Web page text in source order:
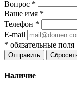
Вопрос *
Ваше имя *
Телефон *
E-mail
* обязательные поля
Отправить
Наличие